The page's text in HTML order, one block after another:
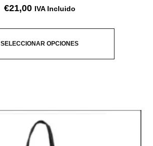
€21,00 IVA Incluido
SELECCIONAR OPCIONES